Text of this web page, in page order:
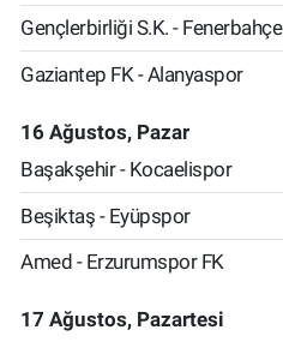
Gençlerbirliği S.K. - Fenerbahçe
Gaziantep FK - Alanyaspor
16 Ağustos, Pazar
Başakşehir - Kocaelispor
Beşiktaş - Eyüpspor
Amed - Erzurumspor FK
17 Ağustos, Pazartesi